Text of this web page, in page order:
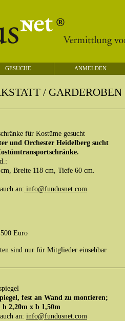
GESUCHE ANMELDEN
/ GARDEROBEN
für Kostüme gesucht
und Orchester Heidelberg sucht
Breite 118 cm, Tiefe 60 cm.
an: info@fundusnet.com
Euro
sind nur für Mitglieder einsehbar
fest an Wand zu montieren;
h 2,20m x b 1,50m
an: info@fundusnet.com